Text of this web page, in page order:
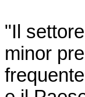
"Il
minor